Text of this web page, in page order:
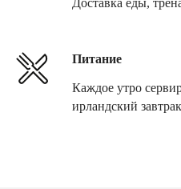
Доставка еды,
Питание
Каждое утро
ирландский